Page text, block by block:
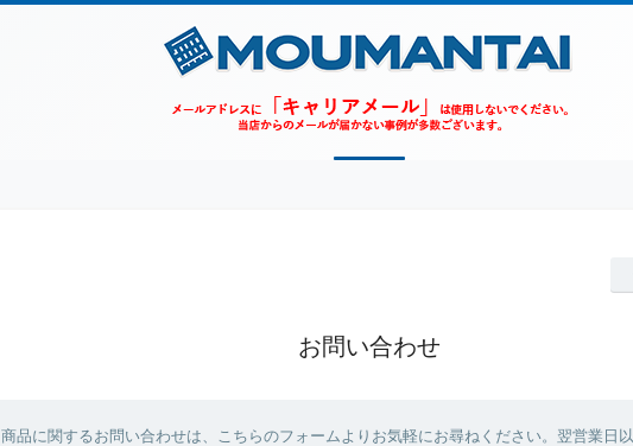
お問い合わせ
商品に関するお問い合わせは、こちらのフォームよりお気軽にお尋ねください。翌営業日